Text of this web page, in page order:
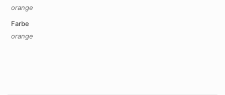
orange
Farbe
orange